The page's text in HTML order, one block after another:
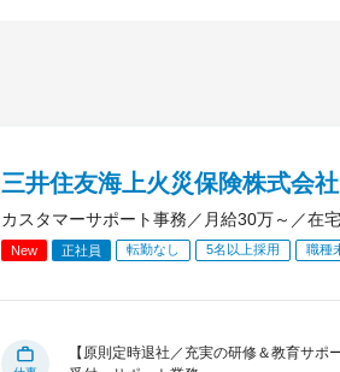
三井住友海上火災保険株式会
カスタマーサポート事務／月給30万～／在
New 正社員 転勤なし 5名以上採用 職種
【原則定時退社／充実の研修＆教育サポ